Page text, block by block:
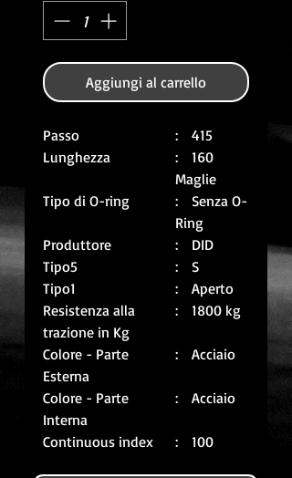
Aggiungi al carrello
Passo
: 415
Lunghezza
: 160
Maglie
Tipo di O-ring
: Senza O-
Ring
Produttore
: DID
Tipo5
: S
Tipo1
: Aperto
Resistenza alla
trazione in Kg
: 1800 kg
Colore - Parte
Esterna
: Acciaio
Colore - Parte
Interna
: Acciaio
Continuous index : 100